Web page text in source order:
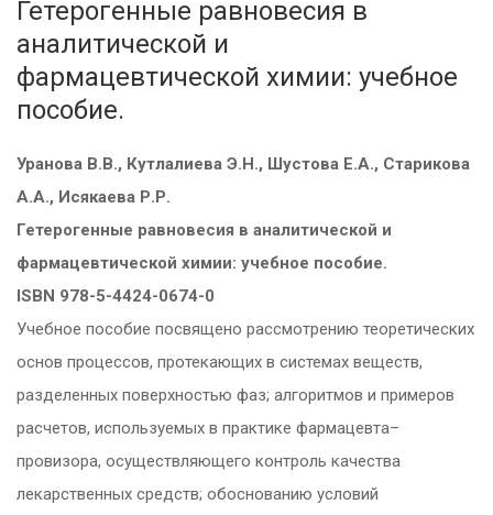
Гетерогенные равновесия в
аналитической и
фармацевтической химии: учебное
пособие.
Уранова В.В., Кутлалиева Э.Н., Шустова Е.А., Старикова
А.А., Исякаева Р.Р.
Гетерогенные равновесия в аналитической и
фармацевтической химии: учебное пособие.
ISBN 978-5-4424-0674-0
Учебное пособие посвящено рассмотрению теоретических
основ процессов, протекающих в системах веществ,
разделенных поверхностью фаз; алгоритмов и примеров
расчетов, используемых в практике фармацевта–
провизора, осуществляющего контроль качества
лекарственных средств; обоснованию условий